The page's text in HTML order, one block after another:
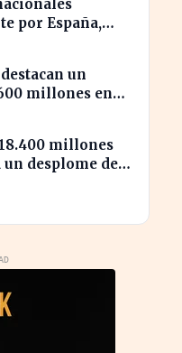
por España,
un
millones en
millones
un desplome del